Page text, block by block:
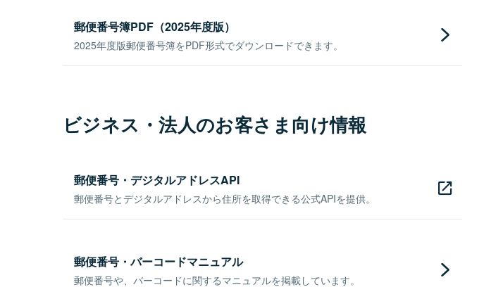
郵便番号簿PDF（2025年度版）
2025年度版郵便番号簿をPDF形式でダウンロードできます。
ビジネス・法人のお客さま向け情報
郵便番号・デジタルアドレスAPI
郵便番号とデジタルアドレスから住所を取得できる公式APIを提供。
郵便番号・バーコードマニュアル
郵便番号や、バーコードに関するマニュアルを掲載しています。